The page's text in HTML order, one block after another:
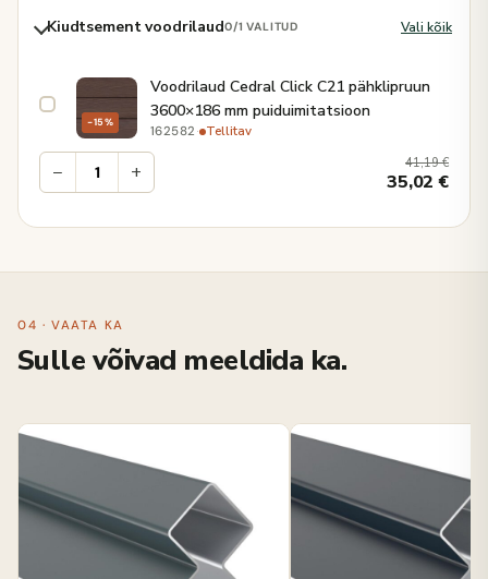
Kiudtsement voodrilaud0/1 VALITUD Vali kõik
−15%
Voodrilaud Cedral Click C21 pähklipruun
3600×186 mm puiduimitatsioon
162582 · Tellitav
− + 41,19€
35,02€
04 · VAATA KA
Sulle võivad meeldida ka.